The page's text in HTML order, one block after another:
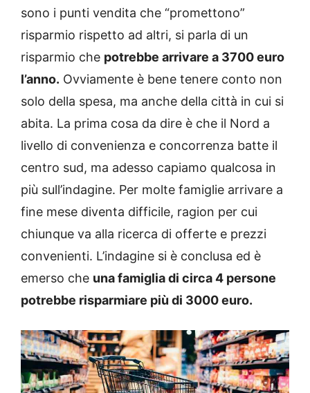
sono i punti vendita che “promettono”
risparmio rispetto ad altri, si parla di un
risparmio che potrebbe arrivare a 3700 euro
l’anno. Ovviamente è bene tenere conto non
solo della spesa, ma anche della città in cui si
abita. La prima cosa da dire è che il Nord a
livello di convenienza e concorrenza batte il
centro sud, ma adesso capiamo qualcosa in
più sull’indagine. Per molte famiglie arrivare a
fine mese diventa difficile, ragion per cui
chiunque va alla ricerca di offerte e prezzi
convenienti. L’indagine si è conclusa ed è
emerso che una famiglia di circa 4 persone
potrebbe risparmiare più di 3000 euro.